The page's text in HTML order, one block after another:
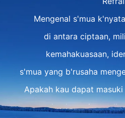
Mengenal s'mua
di antara ciptaan,
kemahakuasaan,
s'mua yang b'rusaha
Apakah kau dapat
pada p'ngertianmu